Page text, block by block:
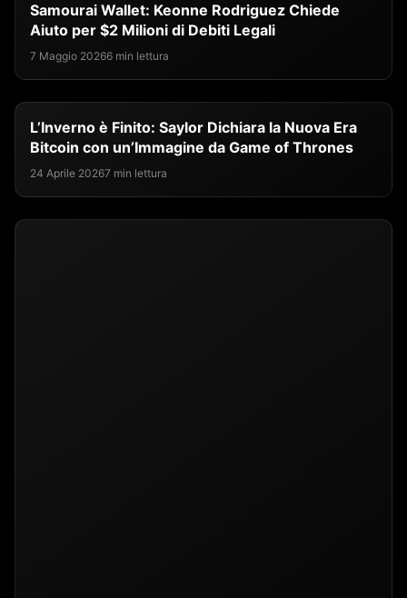
Samourai Wallet: Keonne Rodriguez Chiede
Aiuto per $2 Milioni di Debiti Legali
7 Maggio 20266 min lettura
L’Inverno è Finito: Saylor Dichiara la Nuova Era
Bitcoin con un’Immagine da Game of Thrones
24 Aprile 20267 min lettura